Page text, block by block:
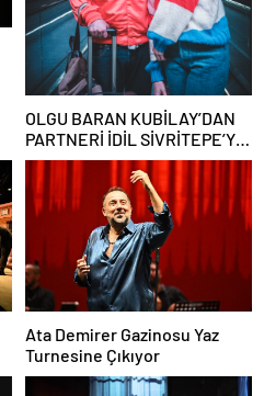
OLGU BARAN KUBİLAY’DAN
PARTNERİ İDİL SİVRİTEPE’YE
ÖVGÜ DOLU SÖZLER!
Ata Demirer Gazinosu Yaz
Turnesine Çıkıyor